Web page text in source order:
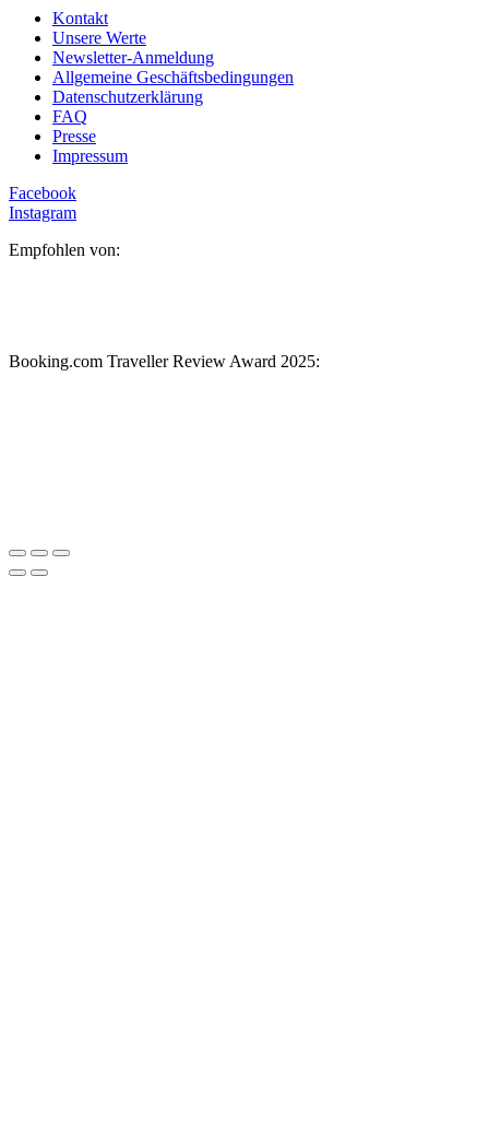
Kontakt
Unsere Werte
Newsletter-Anmeldung
Allgemeine Geschäftsbedingungen
Datenschutzerklärung
FAQ
Presse
Impressum
Facebook
Instagram
Empfohlen von:
Booking.com Traveller Review Award 2025: